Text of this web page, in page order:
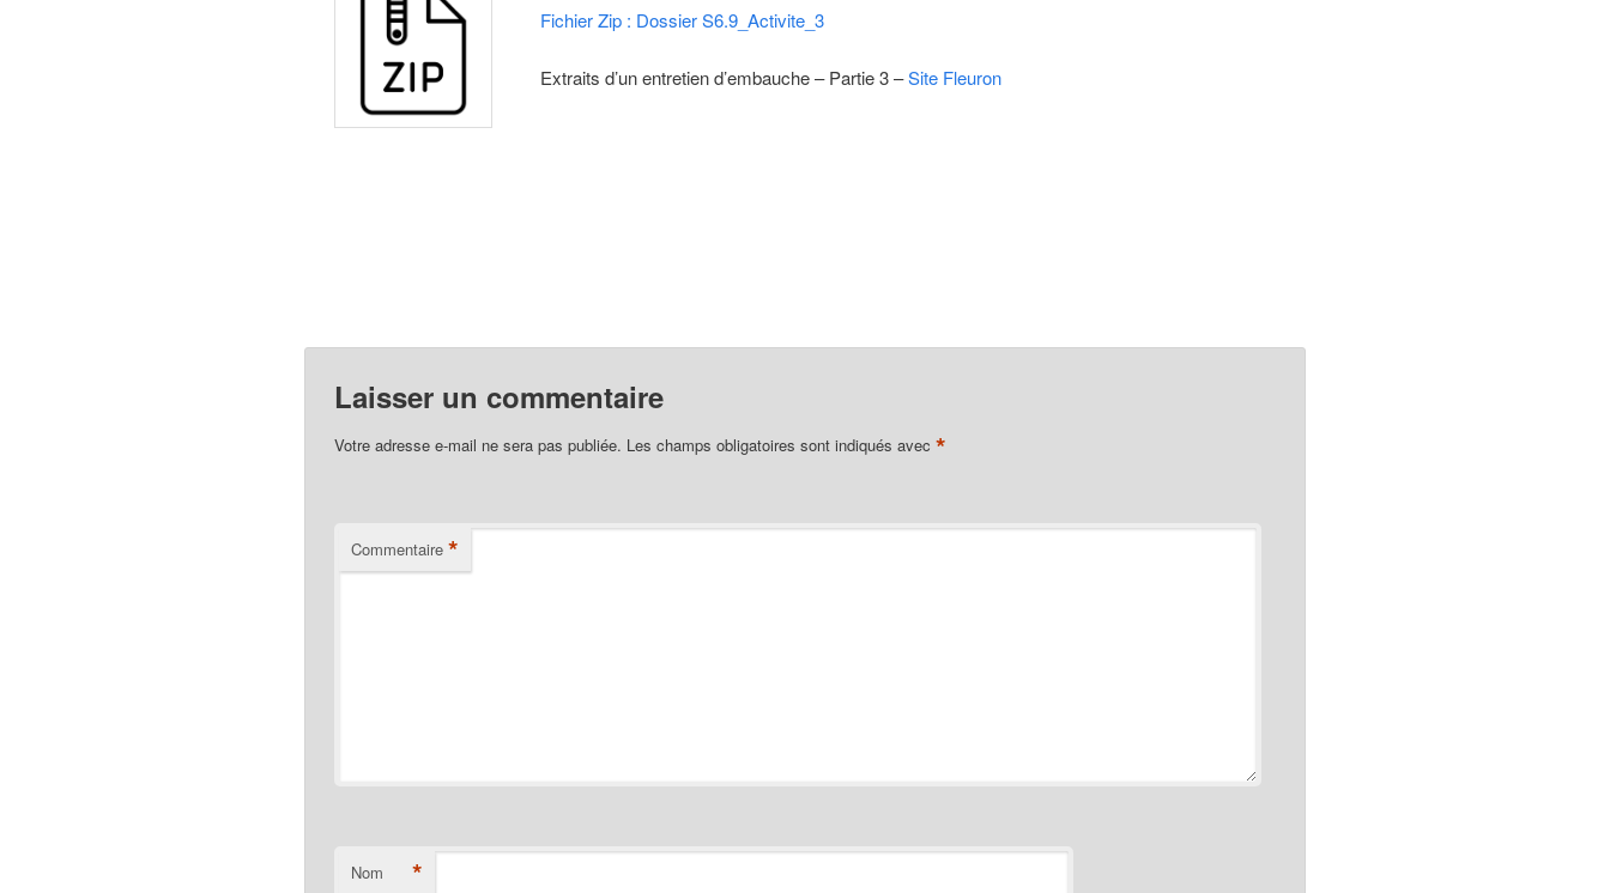
Fichier Zip : Dossier S6.9_Activite_3
Extraits d’un entretien d’embauche – Partie 3 –Site Fleuron
Laisser un commentaire
Votre adresse e-mail ne sera pas publiée. Les champs obligatoires sont indiqués avec*
Commentaire *
Nom *